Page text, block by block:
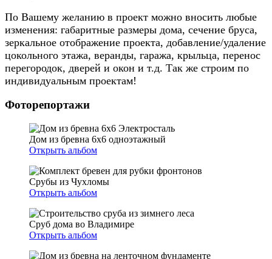
По Вашему желанию в проект можно вносить любые
изменения: габаритные размеры дома, сечение бруса,
зеркальное отображение проекта, добавление/удаление
цокольного этажа, веранды, гаража, крыльца, перенос
перегородок, дверей и окон и т.д. Так же строим по
индивидуальным проектам!
Фоторепортажи
Дом из бревна 6х6 одноэтажный
Открыть альбом
Срубы из Чухломы
Открыть альбом
Сруб дома во Владимире
Открыть альбом